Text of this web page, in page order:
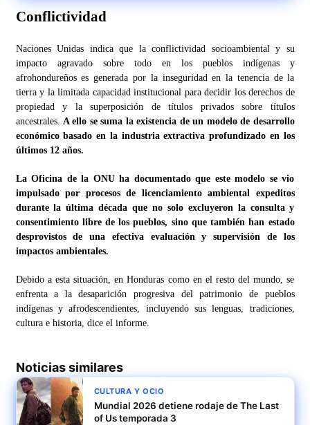
Conflictividad
Naciones Unidas indica que la conflictividad socioambiental y su
impacto agravado sobre todo en los pueblos indígenas y
afrohondureños es generada por la inseguridad en la tenencia de la
tierra y la limitada capacidad institucional para decidir los derechos de
propiedad y la superposición de títulos privados sobre títulos
ancestrales. A ello se suma la existencia de un modelo de desarrollo
económico basado en la industria extractiva profundizado en los
últimos 12 años.
La Oficina de la ONU ha documentado que este modelo se vio
impulsado por procesos de licenciamiento ambiental expeditos
durante la última década que no solo excluyeron la consulta y
consentimiento libre de los pueblos, sino que también han estado
desprovistos de una efectiva evaluación y supervisión de los
impactos ambientales.
Debido a esta situación, en Honduras como en el resto del mundo, se
enfrenta a la desaparición progresiva del patrimonio de pueblos
indígenas y afrodescendientes, incluyendo sus lenguas, tradiciones,
cultura e historia, dice el informe.
Noticias similares
CULTURA Y OCIO
Mundial 2026 detiene rodaje de The Last
of Us temporada 3